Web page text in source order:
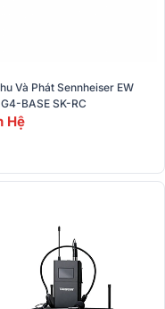
Và Phát Sennheiser EW
BASE SK-RC
Hệ